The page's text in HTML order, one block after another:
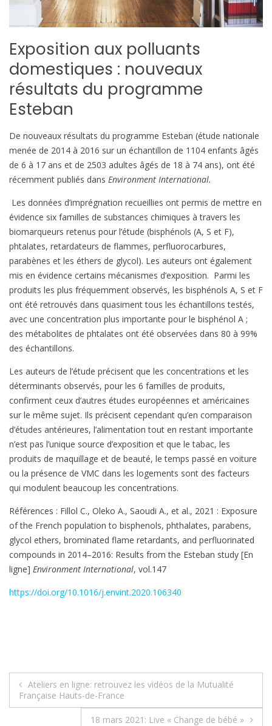
Exposition aux polluants
domestiques : nouveaux
résultats du programme
Esteban
De nouveaux résultats du programme Esteban (étude nationale
menée de 2014 à 2016 sur un échantillon de 1104 enfants âgés
de 6 à 17 ans et de 2503 adultes âgés de 18 à 74 ans), ont été
récemment publiés dans Environment International.
Les données d’imprégnation recueillies ont permis de mettre en
évidence six familles de substances chimiques à travers les
biomarqueurs retenus pour l’étude (bisphénols (A, S et F),
phtalates, retardateurs de flammes, perfluorocarbures,
parabènes et les éthers de glycol). Les auteurs ont également
mis en évidence certains mécanismes d’exposition. Parmi les
produits les plus fréquemment observés, les bisphénols A, S et F
ont été retrouvés dans quasiment tous les échantillons testés,
avec une concentration plus importante pour le bisphénol A ;
des métabolites de phtalates ont été observées dans 80 à 99%
des échantillons.
Les auteurs de l’étude précisent que les concentrations et les
déterminants observés, pour les 6 familles de produits,
confirment ceux d’autres études européennes et américaines
sur le même sujet. Ils précisent cependant qu’en comparaison
d’études antérieures, l’alimentation tout en restant importante
n’est pas l’unique source d’exposition et que le tabac, les
produits de maquillage et de beauté, le temps passé en voiture
ou la présence de VMC dans les logements sont des facteurs
qui modulent beaucoup les concentrations.
Références : Fillol C., Oleko A., Saoudi A., et al., 2021 : Exposure
of the French population to bisphenols, phthalates, parabens,
glycol ethers, brominated flame retardants, and perfluorinated
compounds in 2014–2016: Results from the Esteban study [En
ligne] Environment International, vol.147
https://doi.org/10.1016/j.envint.2020.106340
Navigation
de
Ateliers en ligne: retrouvez les vidéos de la Mutualité
Française Hauts-de-France
18 mars 2021: Live « Change de bébé »